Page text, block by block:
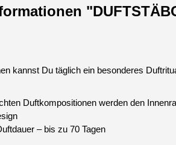
kannst Du täglich ein besonderes
Duftkompositionen werden den
– bis zu 70 Tagen